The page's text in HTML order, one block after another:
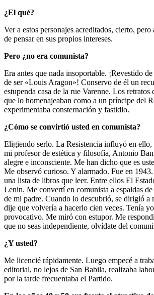
¿El qué?
Ver a estos personajes acreditados, cierto,
de pensar en sus propios intereses.
Pero ¿no era comunista?
Era antes que nada insoportable. ¡Revestido
de ser «Louis Aragon»! Conservo de él un
estupenda casa de la rue Varenne. Los retratos
que lo homenajeaban como a un príncipe del
experimentaba consternación y fastidio.
¿Cómo se convirtió usted en comunista?
Eligiendo serlo. La Resistencia influyó en
mi profesor de estética y filosofía, Antonio
alegre e inconsciente. Me han dicho que es
Me observó curioso. Y alarmado. Fue en
una lista de libros que leer. Entre ellos El
Lenin. Me convertí en comunista a espaldas
de mi padre. Cuando lo descubrió, se dirigió a
dije que volvería a hacerlo cien veces. Tenía
provocativo. Me miró con estupor. Me
que no seas independiente, olvídate del
¿Y usted?
Me licencié rápidamente. Luego empecé a
editorial, no lejos de San Babila, realizaba
por la tarde frecuentaba el Partido.